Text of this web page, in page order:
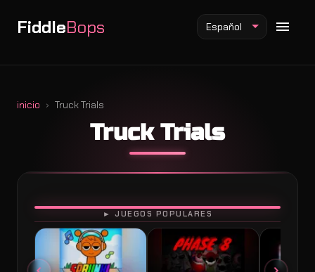
FiddleBops
Mod Fiddlebops
Mod Incredibox
Mod Sprunki
Español
inicio Truck Trials
Truck Trials
► JUEGOS POPULARES
JUGAR